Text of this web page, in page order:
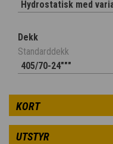
Hydrostatisk med
Dekk
Standarddekk
405/70-24"""
KORT
UTSTYR